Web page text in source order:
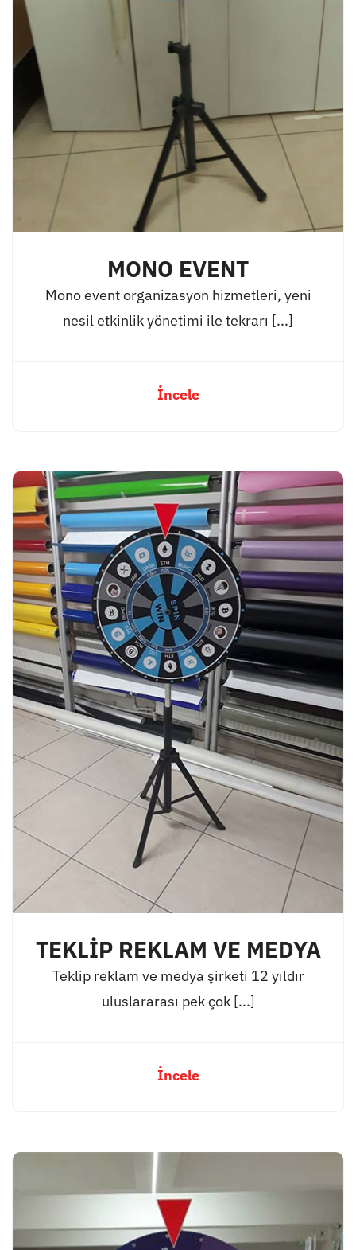
MONO EVENT
Mono event organizasyon hizmetleri, yeni
nesil etkinlik yönetimi ile tekrarı [...]
İncele
TEKLİP REKLAM VE MEDYA
Teklip reklam ve medya şirketi 12 yıldır
uluslararası pek çok [...]
İncele